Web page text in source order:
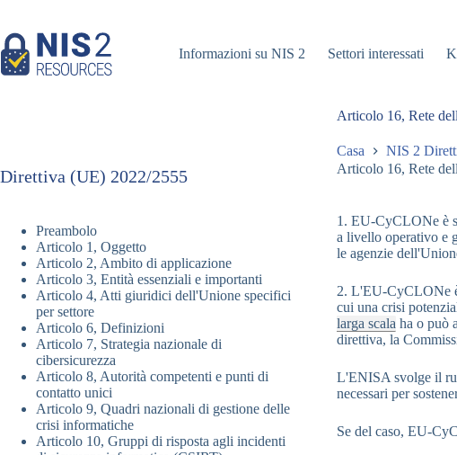
contenuto
Informazioni su NIS 2
Settori interessati
Articolo 16, Rete
Casa
NIS 2
Articolo 16, Rete
1. EU-CyCLONe è
a livello operativo e
le agenzie
2. L'EU-CyCLONe
cui una crisi
larga scala ha o può
direttiva, la
L'ENISA svolge il
necessari per
Se del caso, EU-
Direttiva (UE) 2022/2555
Preambolo
Articolo 1, Oggetto
Articolo 2, Ambito di applicazione
Articolo 3, Entità essenziali e importanti
Articolo 4, Atti giuridici dell'Unione specifici
per settore
Articolo 6, Definizioni
Articolo 7, Strategia nazionale di
cibersicurezza
Articolo 8, Autorità competenti e punti di
contatto unici
Articolo 9, Quadri nazionali di gestione delle
crisi informatiche
Articolo 10, Gruppi di risposta agli incidenti